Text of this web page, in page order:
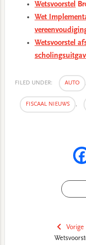
Wetsvoorstel
Wet
Wetsvoorstel
FILED UNDER: AUTO
FISCAAL NIEUWS ,